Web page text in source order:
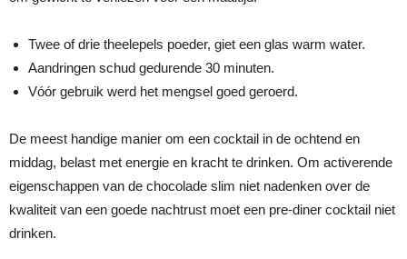
Twee of drie theelepels poeder, giet een glas warm water.
Aandringen schud gedurende 30 minuten.
Vóór gebruik werd het mengsel goed geroerd.
De meest handige manier om een ​​cocktail in de ochtend en
middag, belast met energie en kracht te drinken. Om activerende
eigenschappen van de chocolade slim niet nadenken over de
kwaliteit van een goede nachtrust moet een pre-diner cocktail niet
drinken.